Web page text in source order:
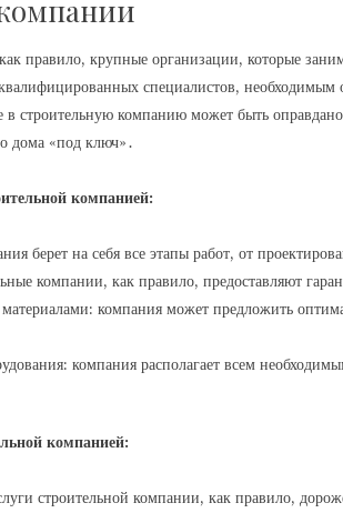
правило, крупные организации, которые
специалистов,
строительную компанию может быть
дома «под ключ»․
компанией:
берет на себя все этапы работ, от
компании, как правило, предоставляют
компания может предложить
компания располагает всем
компанией:
строительной компании, как правило,